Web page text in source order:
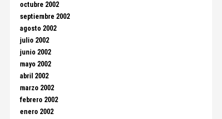
octubre 2002
septiembre 2002
agosto 2002
julio 2002
junio 2002
mayo 2002
abril 2002
marzo 2002
febrero 2002
enero 2002